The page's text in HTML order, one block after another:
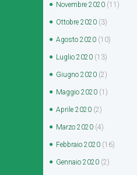
Novembre 2020 (11)
Ottobre 2020 (3)
Agosto 2020 (10)
Luglio 2020 (13)
Giugno 2020 (2)
Maggio 2020 (1)
Aprile 2020 (2)
Marzo 2020 (4)
Febbraio 2020 (16)
Gennaio 2020 (2)